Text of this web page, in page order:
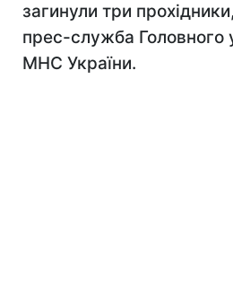
загинули три
прес-служба Головного
МНС України.